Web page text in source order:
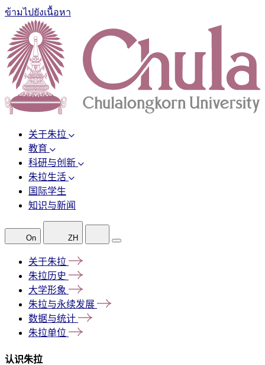
ข้ามไปยังเนื้อหา
关于朱拉
教育
科研与创新
朱拉生活
国际学生
知识与新闻
On ZH
关于朱拉
朱拉历史
大学形象
朱拉与永续发展
数据与统计
朱拉单位
认识朱拉